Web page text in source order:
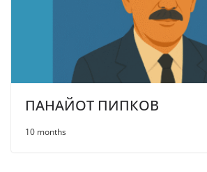
ПАНАЙОТ ПИПКОВ
10 months